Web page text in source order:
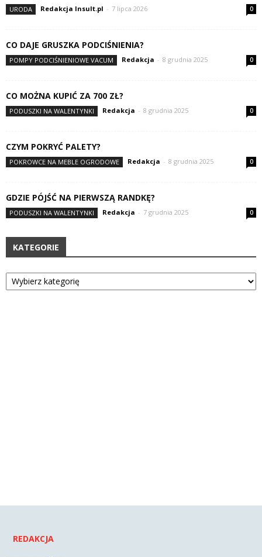
URODA Redakcja Insult.pl - 7 lipca 2026 0
CO DAJE GRUSZKA PODCIŚNIENIA?
POMPY PODCIŚNIENIOWE VACUM Redakcja - 8 grudnia 2025 0
CO MOŻNA KUPIĆ ZA 700 ZŁ?
PODUSZKI NA WALENTYNKI Redakcja - 8 grudnia 2025 0
CZYM POKRYĆ PALETY?
POKROWCE NA MEBLE OGRODOWE Redakcja - 8 grudnia 2025 0
GDZIE PÓJŚĆ NA PIERWSZĄ RANDKĘ?
PODUSZKI NA WALENTYNKI Redakcja - 7 grudnia 2025 0
KATEGORIE
Kategorie
REDAKCJA